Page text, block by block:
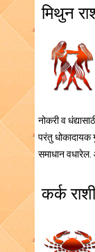
मिथुन
नोकरी व
परंतु धोकादायक
समाधान वधारेल.
कर्क